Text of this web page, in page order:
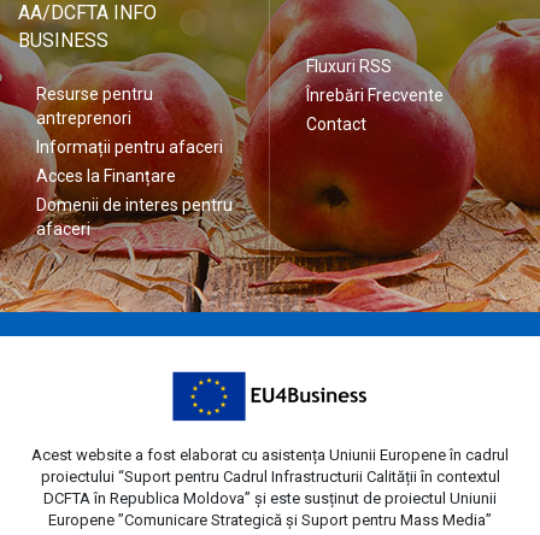
AA/DCFTA INFO
BUSINESS
Resurse pentru
antreprenori
Informații pentru afaceri
Acces la Finanțare
Domenii de interes pentru
afaceri
Fluxuri RSS
Înrebări Frecvente
Contact
Acest website a fost elaborat cu asistența Uniunii Europene în cadrul
proiectului “Suport pentru Cadrul Infrastructurii Calității în contextul
DCFTA în Republica Moldova” și este susținut de proiectul Uniunii
Europene ”Comunicare Strategică și Suport pentru Mass Media”